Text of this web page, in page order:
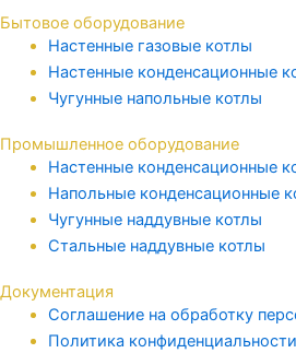
Бытовое оборудование
Настенные газовые котлы
Настенные конденсационные
Чугунные напольные котлы
Промышленное оборудование
Настенные конденсационные
Напольные конденсационные
Чугунные наддувные котлы
Стальные наддувные котлы
Документация
Соглашение на обработку
Политика конфиденциальности